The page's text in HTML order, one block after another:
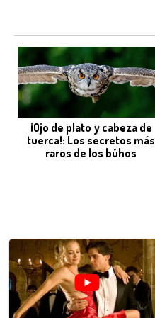
¡Ojo de plato y cabeza de
tuerca!: Los secretos más
raros de los búhos